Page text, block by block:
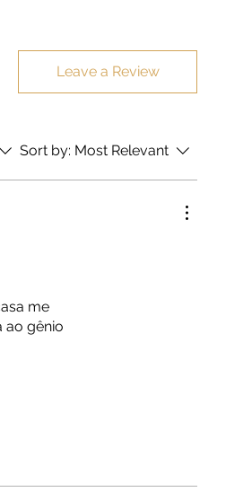
Leave a Review
Sort by: Most Relevant
me
ao gênio